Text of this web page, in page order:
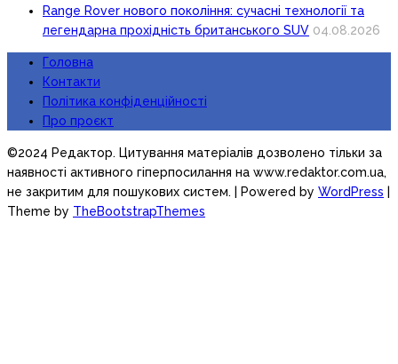
Range Rover нового покоління: сучасні технології та
легендарна прохідність британського SUV 04.08.2026
Головна
Контакти
Політика конфіденційності
Про проєкт
©2024 Редактор. Цитування матеріалів дозволено тільки за
наявності активного гіперпосилання на www.redaktor.com.ua,
не закритим для пошукових систем. | Powered by WordPress
Theme by TheBootstrapThemes